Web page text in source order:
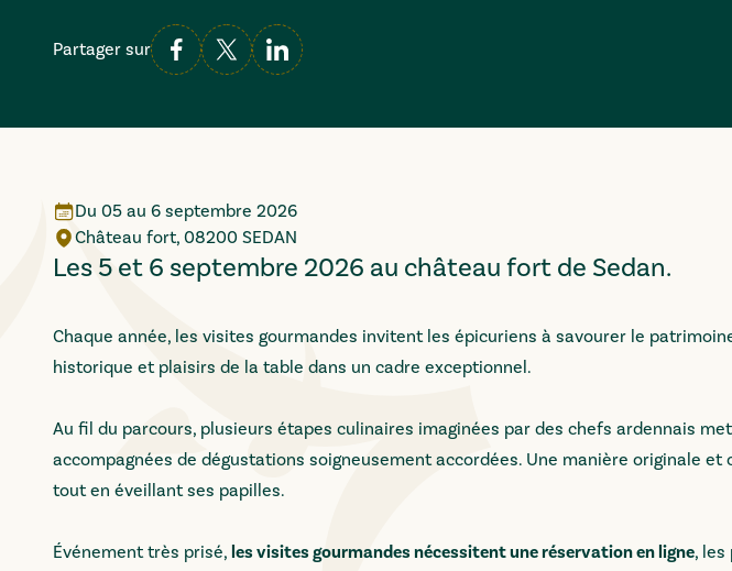
Partager sur
Du 05 au 6 septembre 2026
Château fort, 08200 SEDAN
Les 5 et 6 septembre 2026 au château fort de Sedan.
Chaque année, les visites gourmandes invitent les épicuriens à savourer le
historique et plaisirs de la table dans un cadre exceptionnel.
Au fil du parcours, plusieurs étapes culinaires imaginées par des chefs ardennais
accompagnées de dégustations soigneusement accordées. Une manière originale et
tout en éveillant ses papilles.
Événement très prisé, les visites gourmandes nécessitent une réservation en ligne,